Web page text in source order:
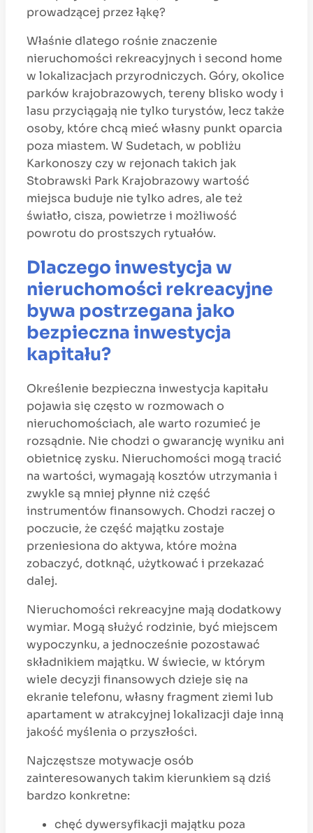
prowadzącej przez łąkę?
Właśnie dlatego rośnie znaczenie
nieruchomości rekreacyjnych i second home
w lokalizacjach przyrodniczych. Góry, okolice
parków krajobrazowych, tereny blisko wody i
lasu przyciągają nie tylko turystów, lecz także
osoby, które chcą mieć własny punkt oparcia
poza miastem. W Sudetach, w pobliżu
Karkonoszy czy w rejonach takich jak
Stobrawski Park Krajobrazowy wartość
miejsca buduje nie tylko adres, ale też
światło, cisza, powietrze i możliwość
powrotu do prostszych rytuałów.
Dlaczego inwestycja w
nieruchomości rekreacyjne
bywa postrzegana jako
bezpieczna inwestycja
kapitału?
Określenie bezpieczna inwestycja kapitału
pojawia się często w rozmowach o
nieruchomościach, ale warto rozumieć je
rozsądnie. Nie chodzi o gwarancję wyniku ani
obietnicę zysku. Nieruchomości mogą tracić
na wartości, wymagają kosztów utrzymania i
zwykle są mniej płynne niż część
instrumentów finansowych. Chodzi raczej o
poczucie, że część majątku zostaje
przeniesiona do aktywa, które można
zobaczyć, dotknąć, użytkować i przekazać
dalej.
Nieruchomości rekreacyjne mają dodatkowy
wymiar. Mogą służyć rodzinie, być miejscem
wypoczynku, a jednocześnie pozostawać
składnikiem majątku. W świecie, w którym
wiele decyzji finansowych dzieje się na
ekranie telefonu, własny fragment ziemi lub
apartament w atrakcyjnej lokalizacji daje inną
jakość myślenia o przyszłości.
Najczęstsze motywacje osób
zainteresowanych takim kierunkiem są dziś
bardzo konkretne:
chęć dywersyfikacji majątku poza